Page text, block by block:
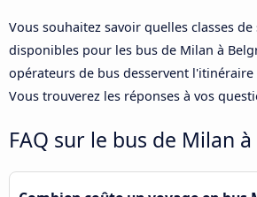
Vous souhaitez savoir quelles classes
disponibles pour les bus de Milan à
opérateurs de bus desservent l'itinéraire
Vous trouverez les réponses à vos
FAQ sur le bus de Milan